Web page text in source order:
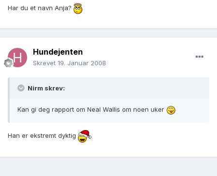
Har du et navn Anja?
Hundejenten
Skrevet 19. Januar 2008
Nirm skrev:
Kan gi deg rapport om Neal Wallis om noen uker
Han er ekstremt dyktig